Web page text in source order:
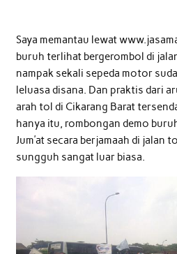
Saya memantau lewat
buruh terlihat bergerombol di
nampak sekali sepeda motor
leluasa disana. Dan praktis dari
arah tol di Cikarang Barat
hanya itu, rombongan demo
Jum’at secara berjamaah di jalan
sungguh sangat luar biasa.